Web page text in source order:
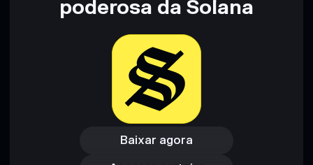
poderosa da Solana
Baixar agora
Baixar agora
Acessar carteira